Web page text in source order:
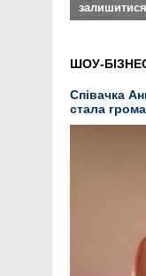
ШОУ-
Співачка
стала